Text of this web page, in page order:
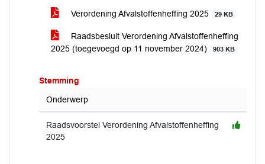
Verordening Afvalstoffenheffing 2025 29 KB
Raadsbesluit Verordening Afvalstoffenheffing
2025 (toegevoegd op 11 november 2024)
903 KB
Stemming
Onderwerp
Raadsvoorstel Verordening Afvalstoffenheffing
2025